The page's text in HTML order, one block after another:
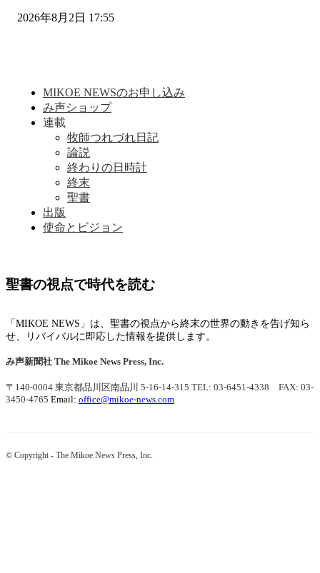
2026年8月2日 17:55
MIKOE NEWSのお申し込み
み声ショップ
連載
牧師つれづれ日記
論説
終わりの日時計
終末
聖書
出版
使命とビジョン
聖書の視点で時代を読む
「MIKOE NEWS」は、聖書の視点から終末の世界の動きを告げ知ら
せ、リバイバルに即応した情報を提供します。
み声新聞社 The Mikoe News Press, Inc.
〒140-0004 東京都品川区南品川 5-16-14-315 TEL: 03-6451-4338 FAX: 03-
3450-4765 Email: office@mikoe-news.com
© Copyright - The Mikoe News Press, Inc.